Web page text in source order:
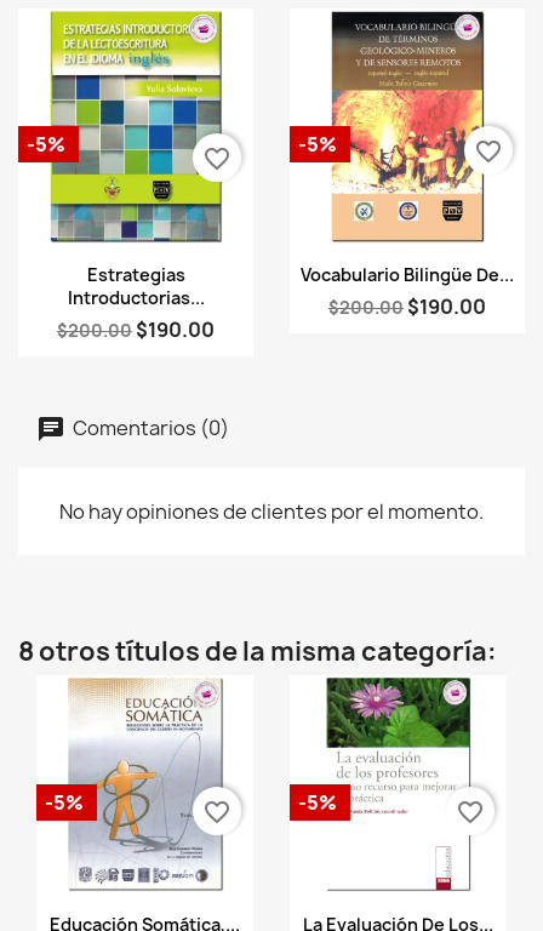
Vista rápida
Estrategias
Introductorias...
$200.00 $190.00
-5%
favorite_border
Vista rápida
Vocabulario Bilingüe De...
$200.00 $190.00
-5% favorite_border
Comentarios (0)
No hay opiniones de clientes por el momento.
8 otros títulos de la misma categoría:
Vista rápida
Educación Somática,...
-5% favorite_border
Vista rápida
La Evaluación De Los...
-5% favorite_border